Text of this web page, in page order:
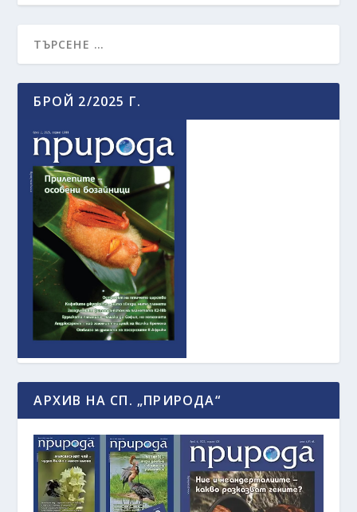
БРОЙ 2/2025 Г.
АРХИВ НА СП. „ПРИРОДА“